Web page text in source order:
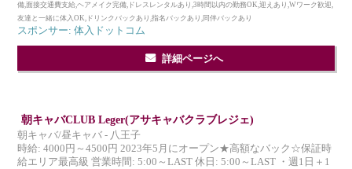
備,面接交通費支給,ヘアメイク完備,ドレスレンタルあり,3時間以内の勤務OK,迎えあり,Wワーク歓迎,
友達と一緒に体入OK,ドリンクバックあり,指名バックあり,同伴バックあり
スポンサー: 体入ドットコム
詳細ページへ
朝キャバCLUB Leger(アサキャバクラブレジェ)
朝キャバ/昼キャバ - 八王子
時給: 4000円～4500円 2023年5月にオープン★高額なバック☆保証時
給エリア最高級 営業時間: 5:00～LAST 休日: 5:00～LAST ・週1日＋1